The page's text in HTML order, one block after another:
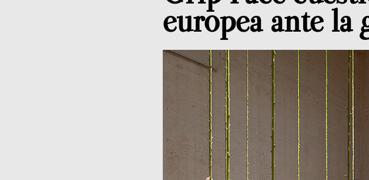
europea ante la